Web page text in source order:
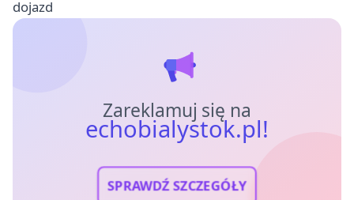
dojazd
Zareklamuj się na
echobialystok.pl!
SPRAWDŹ SZCZEGÓŁY